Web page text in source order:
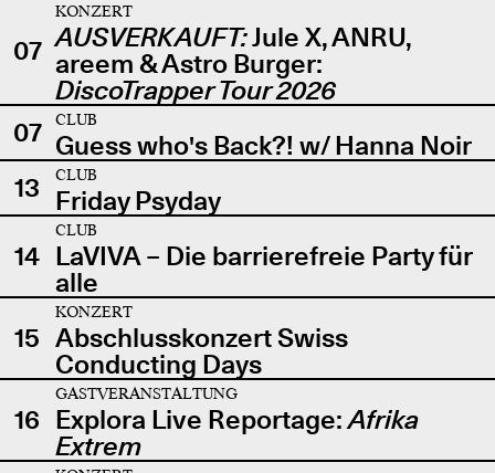
07
KONZERT
AUSVERKAUFT:Jule X, ANRU,
areem & Astro Burger:
DiscoTrapper Tour 2026
07
CLUB
Guess who's Back?! w/ Hanna Noir
13
CLUB
Friday Psyday
14
CLUB
LaVIVA – Die barrierefreie Party für
alle
15
KONZERT
Abschlusskonzert Swiss
Conducting Days
16
GASTVERANSTALTUNG
Explora Live Reportage:Afrika
Extrem